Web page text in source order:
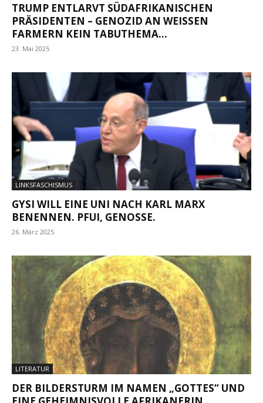
TRUMP ENTLARVT SÜDAFRIKANISCHEN
PRÄSIDENTEN – GENOZID AN WEISSEN F
ARMERN KEIN TABUTHEMA...
23. Mai 2025
LINKSFASCHISMUS
GYSI WILL EINE UNI NACH KARL MARX
BENENNEN. PFUI, GENOSSE.
26. März 2025
LITERATUR
DER BILDERSTURM IM NAMEN „GOTTES“ UND